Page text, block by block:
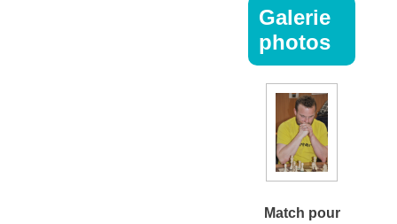
Galerie
photos
Match pour